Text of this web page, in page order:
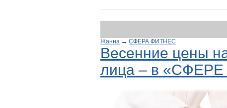
Жанна → СФЕРА ФИТНЕС
Весенние цены
лица – в